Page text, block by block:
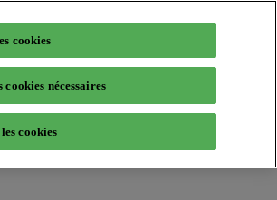
cookies
nécessaires
cookies